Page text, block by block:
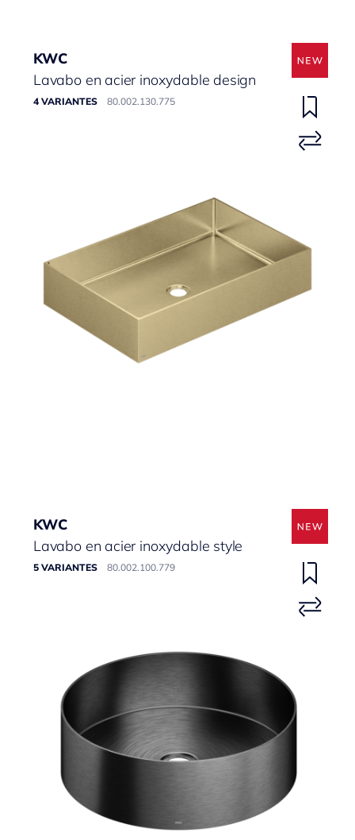
KWC
Lavabo en acier inoxydable design
4 VARIANTES 80.002.130.775
KWC
Lavabo en acier inoxydable style
5 VARIANTES 80.002.100.779